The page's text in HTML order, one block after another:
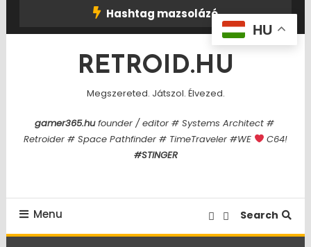
Hashtag mazsolázó
RETROID.HU
Megszereted. Játszol. Élvezed.
gamer365.hufounder / editor # Systems Architect #
Retroider # Space Pathfinder # TimeTraveler #WE
C64!
#STINGER
Menu Search
HU